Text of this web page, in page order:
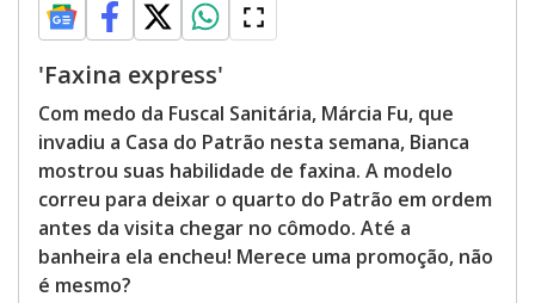
'Faxina express'
Com medo da Fuscal Sanitária, Márcia Fu, que
invadiu a Casa do Patrão nesta semana, Bianca
mostrou suas habilidade de faxina. A modelo
correu para deixar o quarto do Patrão em ordem
antes da visita chegar no cômodo. Até a
banheira ela encheu! Merece uma promoção, não
é mesmo?